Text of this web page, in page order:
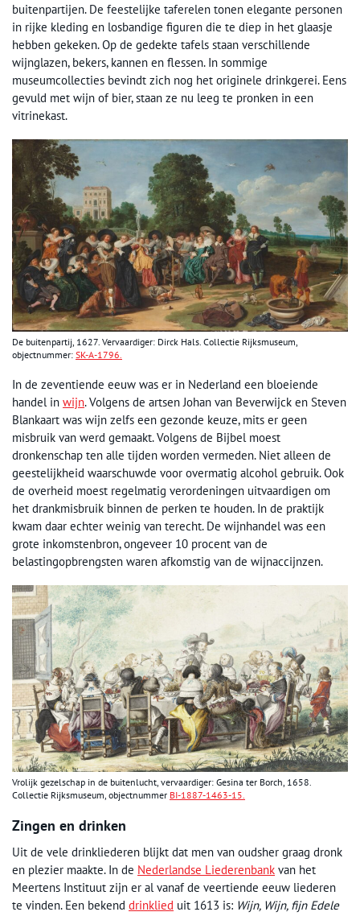
buitenpartijen. De feestelijke taferelen tonen elegante personen
in rijke kleding en losbandige figuren die te diep in het glaasje
hebben gekeken. Op de gedekte tafels staan verschillende
wijnglazen, bekers, kannen en flessen. In sommige
museumcollecties bevindt zich nog het originele drinkgerei. Eens
gevuld met wijn of bier, staan ze nu leeg te pronken in een
vitrinekast.
De buitenpartij, 1627. Vervaardiger: Dirck Hals. Collectie Rijksmuseum,
objectnummer: SK-A-1796.
In de zeventiende eeuw was er in Nederland een bloeiende
handel in wijn. Volgens de artsen Johan van Beverwijck en Steven
Blankaart was wijn zelfs een gezonde keuze, mits er geen
misbruik van werd gemaakt. Volgens de Bijbel moest
dronkenschap ten alle tijden worden vermeden. Niet alleen de
geestelijkheid waarschuwde voor overmatig alcohol gebruik. Ook
de overheid moest regelmatig verordeningen uitvaardigen om
het drankmisbruik binnen de perken te houden. In de praktijk
kwam daar echter weinig van terecht. De wijnhandel was een
grote inkomstenbron, ongeveer 10 procent van de
belastingopbrengsten waren afkomstig van de wijnaccijnzen.
Vrolijk gezelschap in de buitenlucht, vervaardiger: Gesina ter Borch, 1658.
Collectie Rijksmuseum, objectnummer BI-1887-1463-15.
Zingen en drinken
Uit de vele drinkliederen blijkt dat men van oudsher graag dronk
en plezier maakte. In de Nederlandse Liederenbank van het
Meertens Instituut zijn er al vanaf de veertiende eeuw liederen
te vinden. Een bekend drinklied uit 1613 is: Wijn, Wijn, fijn Edele